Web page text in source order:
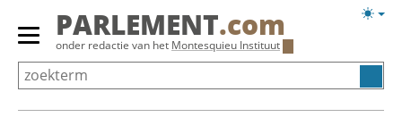
Overslaan
Primair
menu
tonen/verbergen
PARLEMENT.com
onder redactie van het Montesquieu Instituut